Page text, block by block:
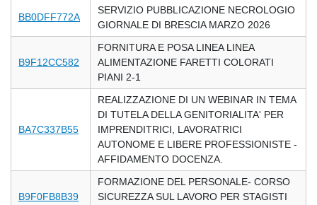
BB0DFF772A
SERVIZIO PUBBLICAZIONE NECROLOGIO
GIORNALE DI BRESCIA MARZO 2026
B9F12CC582
FORNITURA E POSA LINEA LINEA
ALIMENTAZIONE FARETTI COLORATI
PIANI 2-1
BA7C337B55
REALIZZAZIONE DI UN WEBINAR IN TEMA
DI TUTELA DELLA GENITORIALITA' PER
IMPRENDITRICI, LAVORATRICI
AUTONOME E LIBERE PROFESSIONISTE -
AFFIDAMENTO DOCENZA.
B9F0FB8B39
FORMAZIONE DEL PERSONALE- CORSO
SICUREZZA SUL LAVORO PER STAGISTI